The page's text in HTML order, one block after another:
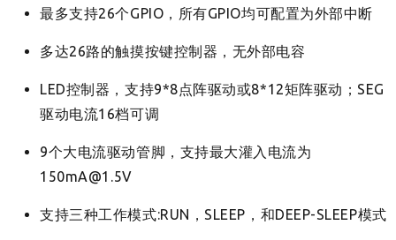
最多支持26个GPIO，所有GPIO均可配置为外部中断
多达26路的触摸按键控制器，无外部电容
LED控制器，支持9*8点阵驱动或8*12矩阵驱动；SEG
驱动电流16档可调
9个大电流驱动管脚，支持最大灌入电流为
150mA@1.5V
支持三种工作模式:RUN，SLEEP，和DEEP-SLEEP模式